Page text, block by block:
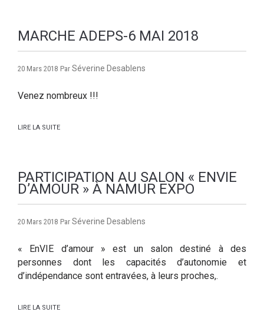
MARCHE ADEPS-6 MAI 2018
20 Mars 2018 Par Séverine Desablens
Venez nombreux !!!
LIRE LA SUITE
PARTICIPATION AU SALON « ENVIE
D’AMOUR » À NAMUR EXPO
20 Mars 2018 Par Séverine Desablens
« EnVIE d’amour » est un salon destiné à des
personnes dont les capacités d’autonomie et
d’indépendance sont entravées, à leurs proches,.
LIRE LA SUITE